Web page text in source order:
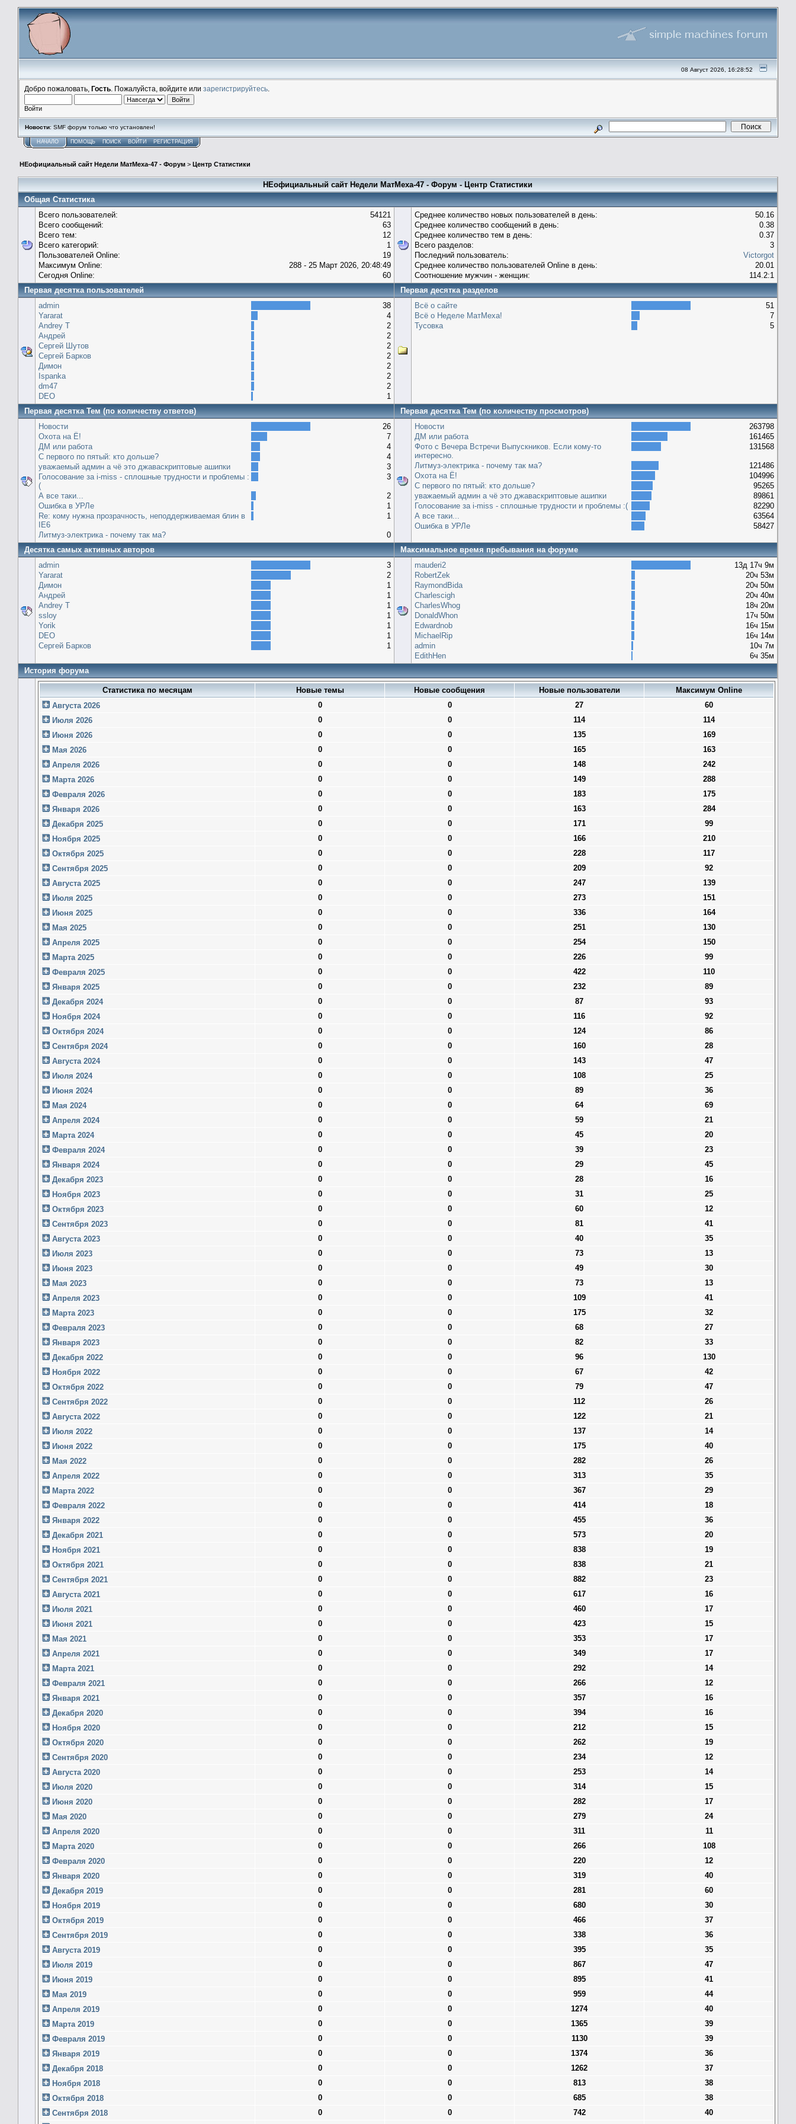
08 Август 2026, 16:28:52
Добро пожаловать, Гость . Пожалуйста, войдите или зарегистрируйтесь
Войти
Новости: SMF форум только что установлен!
НАЧАЛО ПОМОЩЬ ПОИСК ВОЙТИ РЕГИСТРАЦИЯ
НЕофициальный сайт Недели МатМеха-47 - Форум > Центр Статистики
НЕофициальный сайт Недели МатМеха-47 - Форум - Центр Статистики
Общая Статистика
Всего пользователей:
54121
Всего сообщений:
63
Всего тем:
12
Всего категорий:
1
Пользователей Online:
19
Максимум Online:
288 - 25 Март 2026, 20:48:49
Сегодня Online:
60
Среднее количество новых пользователей в день:
50.16
Среднее количество сообщений в день:
0.38
Среднее количество тем в день:
0.37
Всего разделов:
3
Последний пользователь:
Victorgot
Среднее количество пользователей Оnline в день:
20.01
Соотношение мужчин - женщин:
114.2:1
Первая десятка пользователей
Первая десятка разделов
admin
38
Yararat
4
Andrey T
2
Андрей
2
Сергей Шутов
2
Сергей Барков
2
Димон
2
Ispanka
2
dm47
2
DEO
1
Всё о сайте
51
Всё о Неделе МатМеха!
7
Тусовка
5
Первая десятка Тем (по количеству ответов)
Первая десятка Тем (по количеству просмотров)
Новости
26
Охота на Ё!
7
ДМ или работа
4
С первого по пятый: кто дольше?
4
уважаемый админ а чё это джаваскриптовые ашипки
3
Голосование за i-miss - сплошные трудности и проблемы :
(
3
А все таки...
2
Ошибка в УРЛе
1
Re: кому нужна прозрачность, неподдерживаемая блин в
IE6
1
Литмуз-электрика - почему так ма? 0
Новости
263798
ДМ или работа
161465
Фото с Вечера Встречи Выпускников. Если кому-то
интересно.
131568
Литмуз-электрика - почему так ма?
121486
Охота на Ё!
104996
С первого по пятый: кто дольше?
95265
уважаемый админ а чё это джаваскриптовые ашипки
89861
Голосование за i-miss - сплошные трудности и проблемы :(
82290
А все таки...
63564
Ошибка в УРЛе
58427
Десятка самых активных авторов
Максимальное время пребывания на форуме
admin
3
Yararat
2
Димон
1
Андрей
1
Andrey T
1
ssloy
1
Yorik
1
DEO
1
Сергей Барков
1
mauderi2
13д 17ч 9м
RobertZek
20ч 53м
RaymondBida
20ч 50м
Charlescigh
20ч 40м
CharlesWhog
18ч 20м
DonaldWhon
17ч 50м
Edwardnob
16ч 15м
MichaelRip
16ч 14м
admin
10ч 7м
EdithHen
6ч 35м
История форума
Статистика по месяцам Новые темы Новые сообщения Новые пользователи
Максимум Online
Августа 2026
0 0 27
60
Июля 2026
0 0 114
114
Июня 2026
0 0 135
169
Мая 2026
0 0 165
163
Апреля 2026
0 0 148
242
Марта 2026
0 0 149
288
Февраля 2026
0 0 183
175
Января 2026
0 0 163
284
Декабря 2025
0 0 171
99
Ноября 2025
0 0 166
210
Октября 2025
0 0 228
117
Сентября 2025
0 0 209
92
Августа 2025
0 0 247
139
Июля 2025
0 0 273
151
Июня 2025
0 0 336
164
Мая 2025
0 0 251
130
Апреля 2025
0 0 254
150
Марта 2025
0 0 226
99
Февраля 2025
0 0 422
110
Января 2025
0 0 232
89
Декабря 2024
0 0 87
93
Ноября 2024
0 0 116
92
Октября 2024
0 0 124
86
Сентября 2024
0 0 160
28
Августа 2024
0 0 143
47
Июля 2024
0 0 108
25
Июня 2024
0 0 89
36
Мая 2024
0 0 64
69
Апреля 2024
0 0 59
21
Марта 2024
0 0 45
20
Февраля 2024
0 0 39
23
Января 2024
0 0 29
45
Декабря 2023
0 0 28
16
Ноября 2023
0 0 31
25
Октября 2023
0 0 60
12
Сентября 2023
0 0 81
41
Августа 2023
0 0 40
35
Июля 2023
0 0 73
13
Июня 2023
0 0 49
30
Мая 2023
0 0 73
13
Апреля 2023
0 0 109
41
Марта 2023
0 0 175
32
Февраля 2023
0 0 68
27
Января 2023
0 0 82
33
Декабря 2022
0 0 96
130
Ноября 2022
0 0 67
42
Октября 2022
0 0 79
47
Сентября 2022
0 0 112
26
Августа 2022
0 0 122
21
Июля 2022
0 0 137
14
Июня 2022
0 0 175
40
Мая 2022
0 0 282
26
Апреля 2022
0 0 313
35
Марта 2022
0 0 367
29
Февраля 2022
0 0 414
18
Января 2022
0 0 455
36
Декабря 2021
0 0 573
20
Ноября 2021
0 0 838
19
Октября 2021
0 0 838
21
Сентября 2021
0 0 882
23
Августа 2021
0 0 617
16
Июля 2021
0 0 460
17
Июня 2021
0 0 423
15
Мая 2021
0 0 353
17
Апреля 2021
0 0 349
17
Марта 2021
0 0 292
14
Февраля 2021
0 0 266
12
Января 2021
0 0 357
16
Декабря 2020
0 0 394
16
Ноября 2020
0 0 212
15
Октября 2020
0 0 262
19
Сентября 2020
0 0 234
12
Августа 2020
0 0 253
14
Июля 2020
0 0 314
15
Июня 2020
0 0 282
17
Мая 2020
0 0 279
24
Апреля 2020
0 0 311
11
Марта 2020
0 0 266
108
Февраля 2020
0 0 220
12
Января 2020
0 0 319
40
Декабря 2019
0 0 281
60
Ноября 2019
0 0 680
30
Октября 2019
0 0 466
37
Сентября 2019
0 0 338
36
Августа 2019
0 0 395
35
Июля 2019
0 0 867
47
Июня 2019
0 0 895
41
Мая 2019
0 0 959
44
Апреля 2019
0 0 1274
40
Марта 2019
0 0 1365
39
Февраля 2019
0 0 1130
39
Января 2019
0 0 1374
36
Декабря 2018
0 0 1262
37
Ноября 2018
0 0 813
38
Октября 2018
0 0 685
38
Сентября 2018
0 0 742
40